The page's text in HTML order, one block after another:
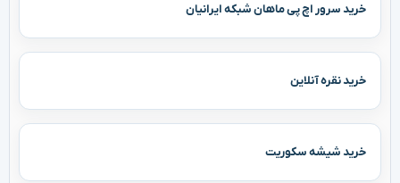
خرید سرور اچ پی ماهان شبکه ایرانیان
خرید نقره آنلاین
خرید شیشه سکوریت